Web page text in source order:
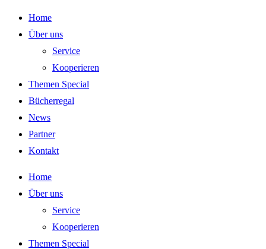
Zum
Inhalt
Home
Über uns
Service
Kooperieren
Themen Special
Bücherregal
News
Partner
Kontakt
Home
Über uns
Service
Kooperieren
Themen Special